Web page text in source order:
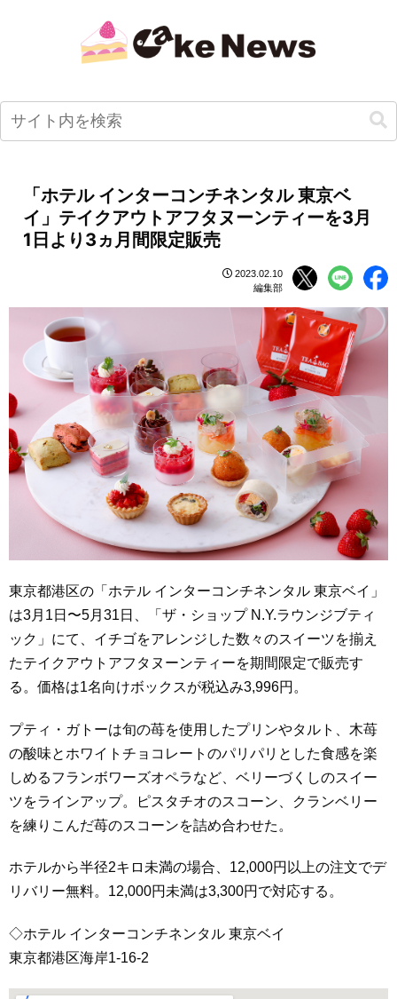
「ホテル インターコンチネンタル 東京ベ
イ」テイクアウトアフタヌーンティーを3月
1日より3ヵ月間限定販売
2023.02.10
編集部
東京都港区の「ホテル インターコンチネンタル 東京ベイ」
は3月1日〜5月31日、「ザ・ショップ N.Y.ラウンジブティ
ック」にて、イチゴをアレンジした数々のスイーツを揃え
たテイクアウトアフタヌーンティーを期間限定で販売す
る。価格は1名向けボックスが税込み3,996円。
プティ・ガトーは旬の苺を使用したプリンやタルト、木苺
の酸味とホワイトチョコレートのパリパリとした食感を楽
しめるフランボワーズオペラなど、ベリーづくしのスイー
ツをラインアップ。ピスタチオのスコーン、クランベリー
を練りこんだ苺のスコーンを詰め合わせた。
ホテルから半径2キロ未満の場合、12,000円以上の注文でデ
リバリー無料。12,000円未満は3,300円で対応する。
◇ホテル インターコンチネンタル 東京ベイ
東京都港区海岸1-16-2